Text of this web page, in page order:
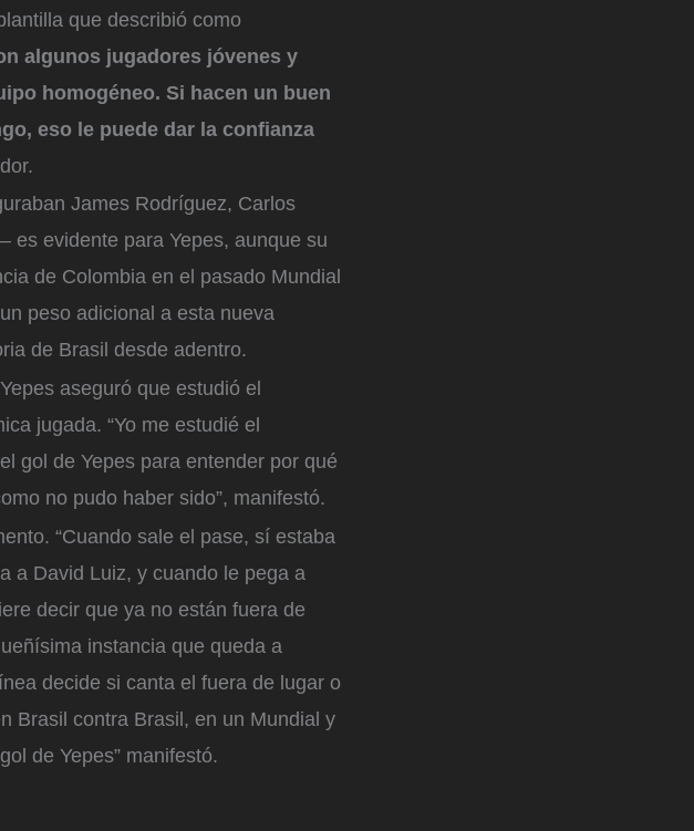
que describió como
algunos jugadores jóvenes y
homogéneo. Si hacen un buen
eso le puede dar la confianza
James Rodríguez, Carlos
es evidente para Yepes, aunque su
de Colombia en el pasado Mundial
peso adicional a esta nueva
de Brasil desde adentro.
aseguró que estudió el
jugada. “Yo me estudié el
gol de Yepes para entender por qué
no pudo haber sido”, manifestó.
“Cuando sale el pase, sí estaba
a David Luiz, y cuando le pega a
decir que ya no están fuera de
instancia que queda a
decide si canta el fuera de lugar o
Brasil contra Brasil, en un Mundial y
de Yepes” manifestó.